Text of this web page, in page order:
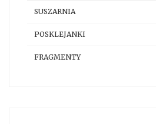
SUSZARNIA
POSKLEJANKI
FRAGMENTY